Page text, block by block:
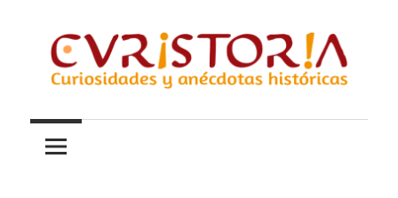
contenido
Curistoria
y
anécdotas